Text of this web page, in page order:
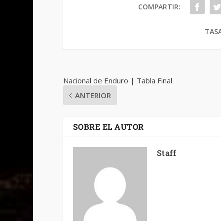
COMPARTIR:
Nacional de Enduro | Tabla Final
ANTERIOR
SOBRE EL AUTOR
Staff